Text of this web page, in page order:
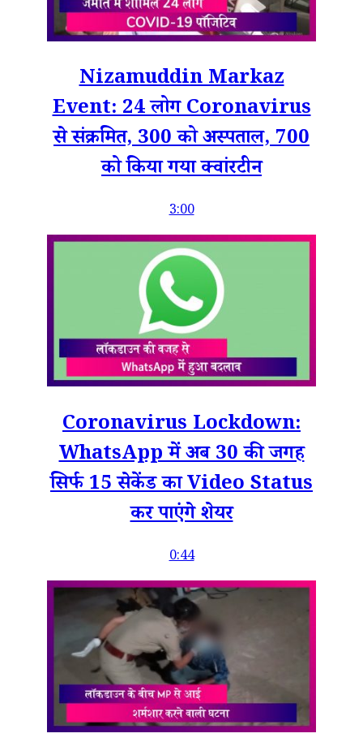
Nizamuddin Markaz
Event: 24 लोग Coronavirus
से संक्रमित, 300 को अस्पताल, 700
को किया गया क्वांरटीन
3:00
Coronavirus Lockdown:
WhatsApp में अब 30 की जगह
सिर्फ 15 सेकेंड का Video Status
कर पाएंगे शेयर
0:44